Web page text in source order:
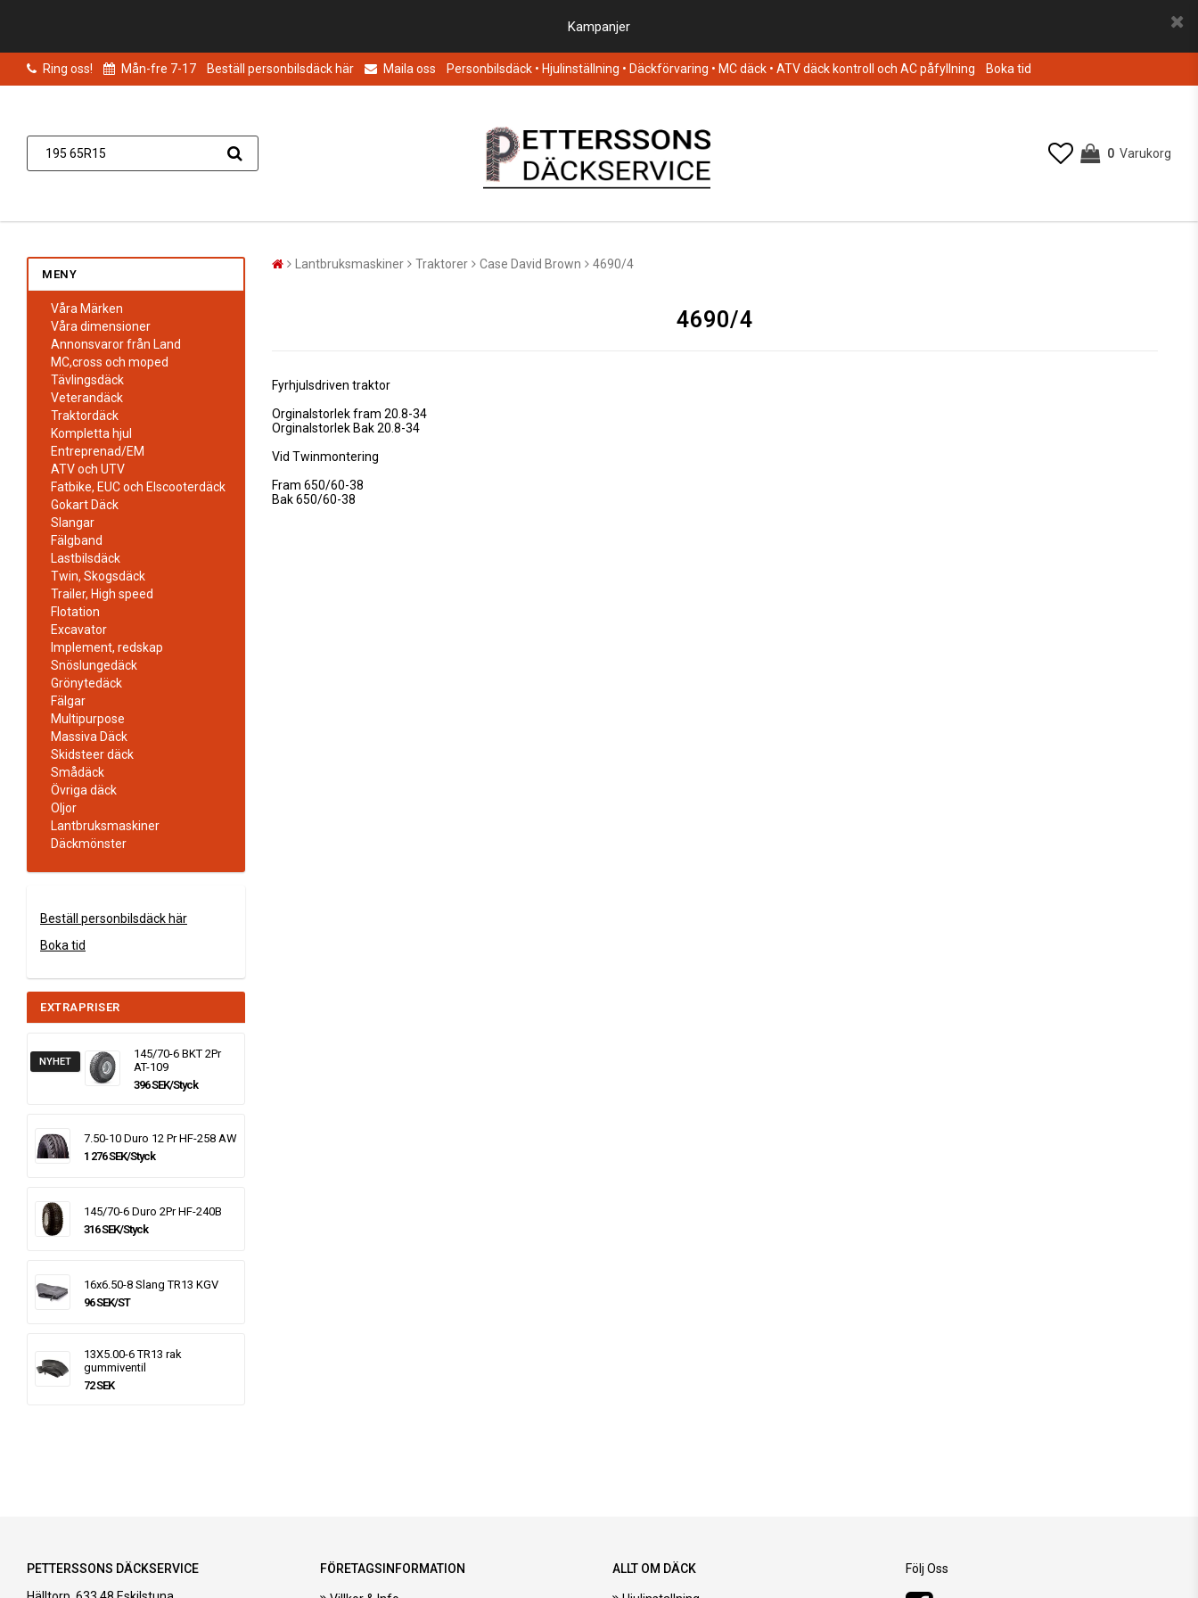
Kampanjer
Ring oss! Mån-fre 7-17 Beställ personbilsdäck här Maila oss Personbilsdäck • Hjulinställning • Däckförvaring • MC däck • ATV däck kontroll och AC påfyllning Boka tid
0 Varukorg
MENY
Våra Märken
Våra dimensioner
Annonsvaror från Land
MC,cross och moped
Tävlingsdäck
Veterandäck
Traktordäck
Kompletta hjul
Entreprenad/EM
ATV och UTV
Fatbike, EUC och Elscooterdäck
Gokart Däck
Slangar
Fälgband
Lastbilsdäck
Twin, Skogsdäck
Trailer, High speed
Flotation
Excavator
Implement, redskap
Snöslungedäck
Grönytedäck
Fälgar
Multipurpose
Massiva Däck
Skidsteer däck
Smådäck
Övriga däck
Oljor
Lantbruksmaskiner
Däckmönster
Beställ personbilsdäck här
Boka tid
EXTRAPRISER
NYHET
145/70-6 BKT 2Pr
AT-109
396 SEK/Styck
7.50-10 Duro 12 Pr HF-258 AW
1 276 SEK/Styck
145/70-6 Duro 2Pr HF-240B
316 SEK/Styck
16x6.50-8 Slang TR13 KGV
96 SEK/ST
13X5.00-6 TR13 rak
gummiventil
72 SEK
Lantbruksmaskiner Traktorer Case David Brown 4690/4
4690/4
Fyrhjulsdriven traktor
Orginalstorlek fram 20.8-34
Orginalstorlek Bak 20.8-34
Vid Twinmontering
Fram 650/60-38
Bak 650/60-38
PETTERSSONS DÄCKSERVICE
FÖRETAGSINFORMATION ALLT OM DÄCK Följ Oss